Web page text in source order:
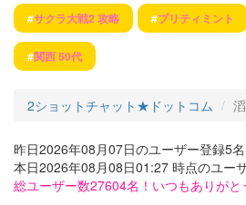
#サクラ大戦2 攻略 #プリティミント
#関西 50代
2ショットチャット★ドットコム
昨日2026年08月07日のユーザー登録5名
本日2026年08月08日01:27 時点のユー
総ユーザー数27604名！いつもありがと